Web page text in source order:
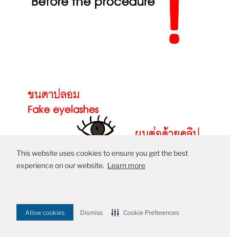
This website uses cookies to ensure you get the best
experience on our website. Learn more
Allow cookies Dismiss Cookie Preferences